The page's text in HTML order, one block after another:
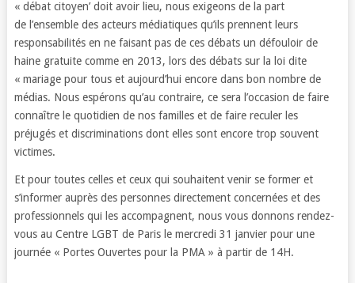
« débat citoyen’ doit avoir lieu, nous exigeons de la part
de l’ensemble des acteurs médiatiques qu’ils prennent leurs
responsabilités en ne faisant pas de ces débats un défouloir de
haine gratuite comme en 2013, lors des débats sur la loi dite
« mariage pour tous et aujourd’hui encore dans bon nombre de
médias. Nous espérons qu’au contraire, ce sera l’occasion de faire
connaître le quotidien de nos familles et de faire reculer les
préjugés et discriminations dont elles sont encore trop souvent
victimes.
Et pour toutes celles et ceux qui souhaitent venir se former et
s’informer auprès des personnes directement concernées et des
professionnels qui les accompagnent, nous vous donnons rendez-
vous au Centre LGBT de Paris le mercredi 31 janvier pour une
journée « Portes Ouvertes pour la PMA » à partir de 14H.